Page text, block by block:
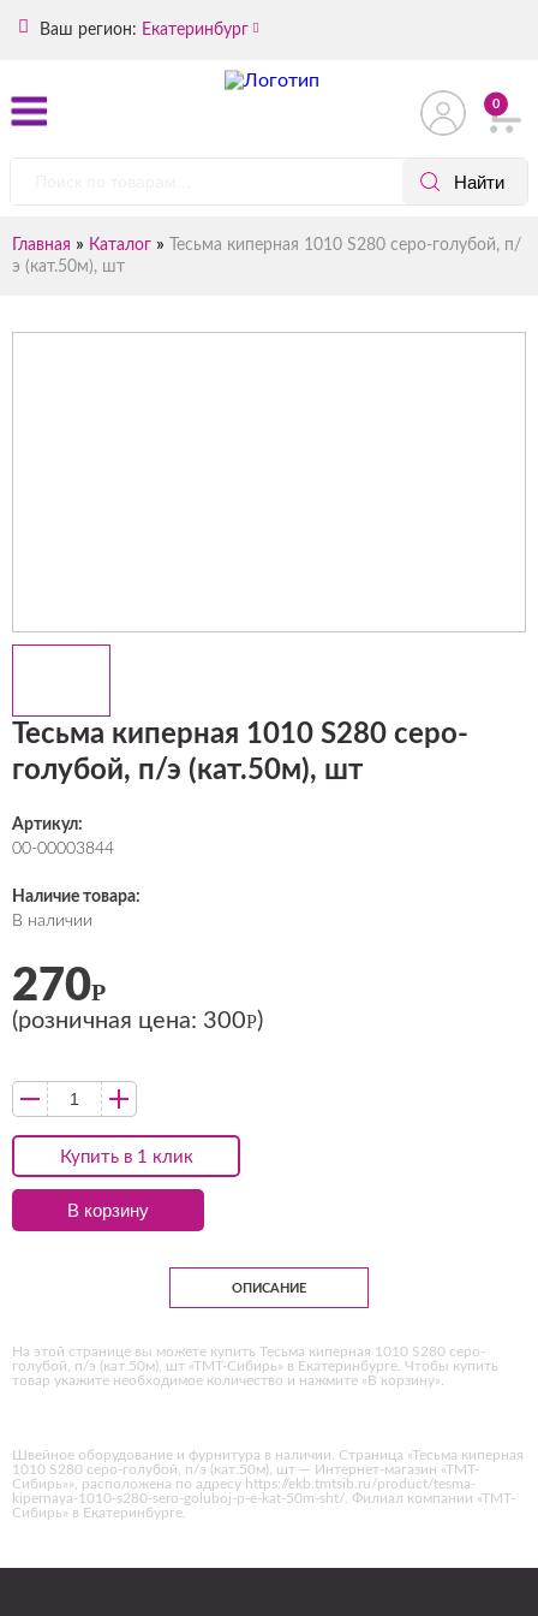
Ваш регион: Екатеринбург
0
Главная » Каталог »
Тесьма киперная 1010 S280 серо-голубой, п/
э (кат.50м), шт
Тесьма киперная 1010 S280 серо-
голубой, п/э (кат.50м), шт
Артикул:
00-00003844
Наличие товара:
В наличии
Купить в 1 клик
270Р
(розничная цена: 300Р)
В корзину
ОПИСАНИЕ
На этой странице вы можете купить Тесьма киперная 1010 S280 серо-
голубой, п/э (кат.50м), шт «ТМТ-Сибирь» в Екатеринбурге. Чтобы купить
товар укажите необходимое количество и нажмите «В корзину».
Швейное оборудование и фурнитура в наличии. Страница «Тесьма киперная
1010 S280 серо-голубой, п/э (кат.50м), шт — Интернет-магазин «ТМТ-
Сибирь»», расположена по адресу https://ekb.tmtsib.ru/product/tesma-
kipernaya-1010-s280-sero-goluboj-p-e-kat-50m-sht/. Филиал компании «ТМТ-
Сибирь» в Екатеринбурге.